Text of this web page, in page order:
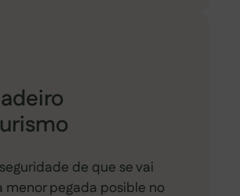
de que se vai
menor pegada posible no